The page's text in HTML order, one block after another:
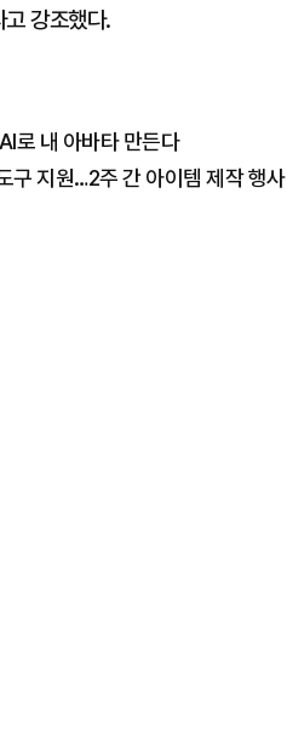
강조했다.
로 내 아바타 만든다
구 지원…2주 간 아이템 제작 행사